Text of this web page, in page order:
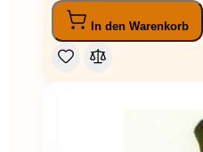
In den Warenkorb